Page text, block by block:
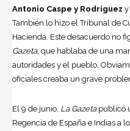
Antonio Caspe y Rodríguez y
También lo hizo el Tribunal de
Hacienda. Este desacuerdo no
Gazeta, que hablaba de una
autoridades y el pueblo.
oficiales creaba un grave
El 9 de junio, La Gazetapublicó
Regencia de España e Indias a